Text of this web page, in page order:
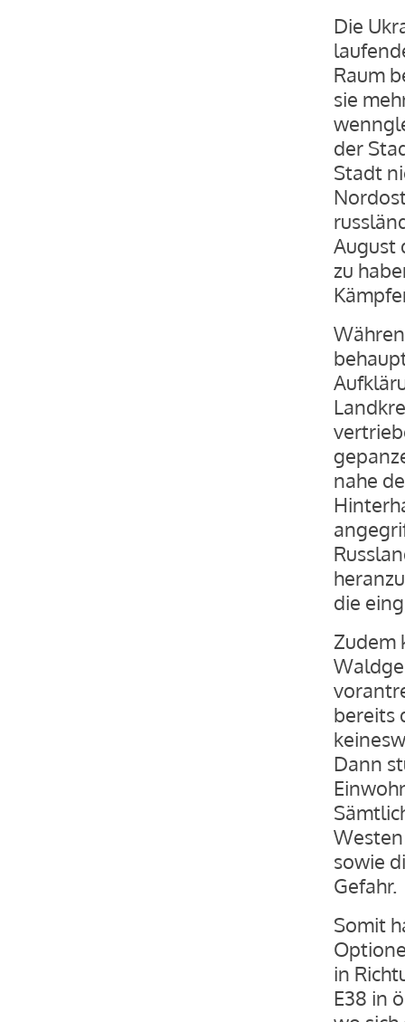
Die
Raum
sie
der
Stadt
August
zu
nahe
die
Zudem
bereits
Dann
sowie
Gefahr.
Somit
in
E38 in